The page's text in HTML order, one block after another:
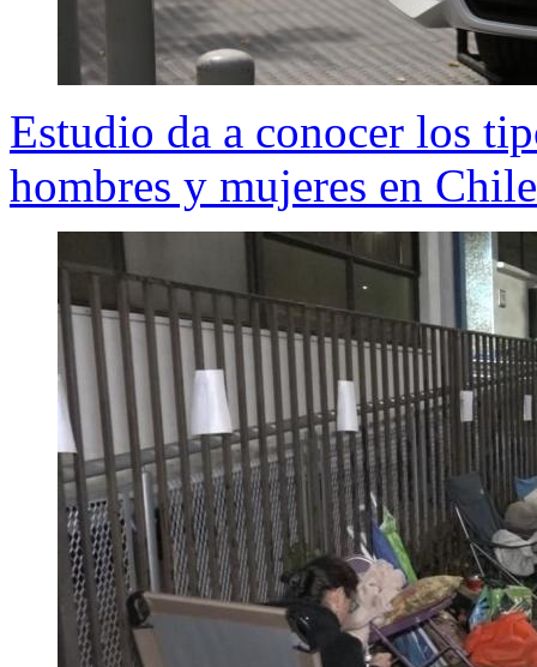
Estudio da a conocer los
hombres y mujeres en Chile